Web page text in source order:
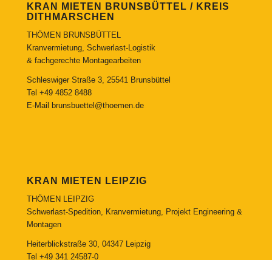
KRAN MIETEN BRUNSBÜTTEL / KREIS
DITHMARSCHEN
THÖMEN BRUNSBÜTTEL
Kranvermietung, Schwerlast-Logistik
& fachgerechte Montagearbeiten
Schleswiger Straße 3, 25541 Brunsbüttel
Tel +49 4852 8488
E-Mail
brunsbuettel@thoemen.de
KRAN MIETEN LEIPZIG
THÖMEN LEIPZIG
Schwerlast-Spedition, Kranvermietung, Projekt Engineering &
Montagen
Heiterblickstraße 30, 04347 Leipzig
Tel +49 341 24587-0